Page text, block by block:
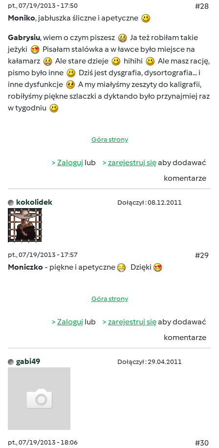
pt., 07/19/2013 - 17:50
#28
Moniko, jabłuszka śliczne i apetyczne
Gabrysiu, wiem o czym piszesz
Ja też robiłam takie
jeżyki
Pisałam stalówka a w ławce było miejsce na
kałamarz
Ale stare dzieje hihihi
Ale masz rację,
pismo było inne
Dziś jest dysgrafia, dysortografia... i
inne dysfunkcje
A my miałyśmy zeszyty do kaligrafii,
robiłyśmy piękne szlaczki a dyktando było przynajmiej raz
w tygodniu
Góra strony
Zaloguj lub zarejestruj sięaby dodawać
komentarze
kokolidek Dołączył : 08.12.2011
pt., 07/19/2013 - 17:57
#29
Moniczko- piękne i apetyczne Dzięki
Góra strony
Zaloguj lub zarejestruj sięaby dodawać
komentarze
gabi49 Dołączył : 29.04.2011
pt., 07/19/2013 - 18:06
#30